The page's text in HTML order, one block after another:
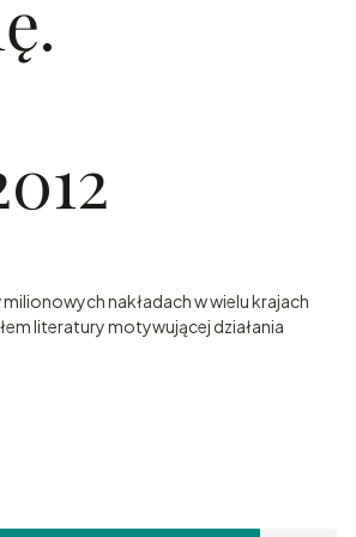
nakładach w wielu krajach
literatury motywującej działania